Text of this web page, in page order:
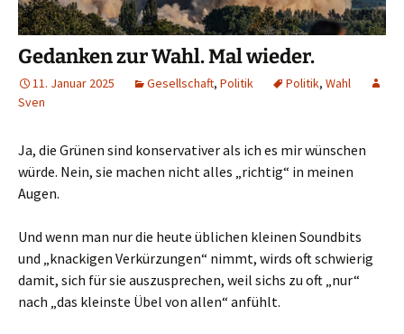
Gedanken zur Wahl. Mal wieder.
11. Januar 2025 Gesellschaft, Politik Politik, Wahl
Sven
Ja, die Grünen sind konservativer als ich es mir wünschen
würde. Nein, sie machen nicht alles „richtig“ in meinen
Augen.
Und wenn man nur die heute üblichen kleinen Soundbits
und „knackigen Verkürzungen“ nimmt, wirds oft schwierig
damit, sich für sie auszusprechen, weil sichs zu oft „nur“
nach „das kleinste Übel von allen“ anfühlt.